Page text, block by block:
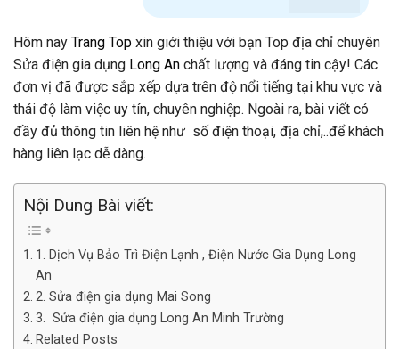
Hôm nay Trang Top xin giới thiệu với bạn Top địa chỉ chuyên
Sửa điện gia dụng Long An chất lượng và đáng tin cậy! Các
đơn vị đã được sắp xếp dựa trên độ nổi tiếng tại khu vực và
thái độ làm việc uy tín, chuyên nghiệp. Ngoài ra, bài viết có
đầy đủ thông tin liên hệ như số điện thoại, địa chỉ,..để khách
hàng liên lạc dễ dàng.
Nội Dung Bài viết:
1. Dịch Vụ Bảo Trì Điện Lạnh , Điện Nước Gia Dụng Long
An
2. Sửa điện gia dụng Mai Song
3. Sửa điện gia dụng Long An Minh Trường
Related Posts